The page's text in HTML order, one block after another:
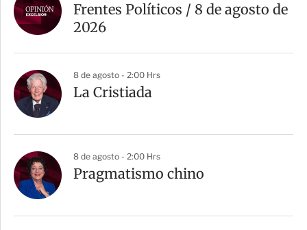
Frentes Políticos / 8 de agosto de
2026
8 de agosto - 2:00 Hrs
La Cristiada
8 de agosto - 2:00 Hrs
Pragmatismo chino